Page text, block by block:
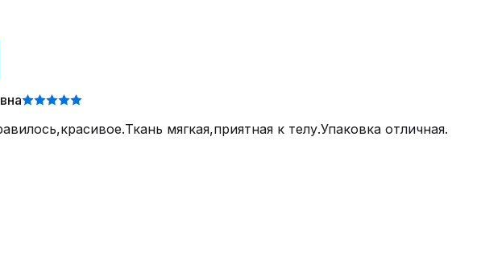
мягкая,приятная к телу.Упаковка отличная.